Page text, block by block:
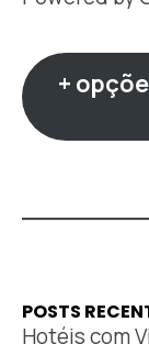
+
POSTS
Hotéis com